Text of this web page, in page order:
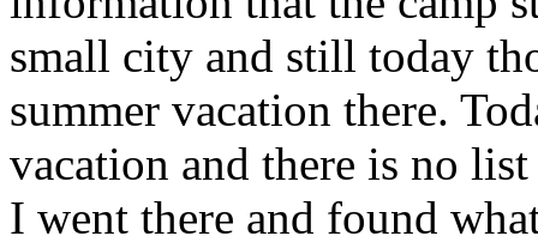
small city and still today
summer vacation there.
vacation and there is no
I went there and found